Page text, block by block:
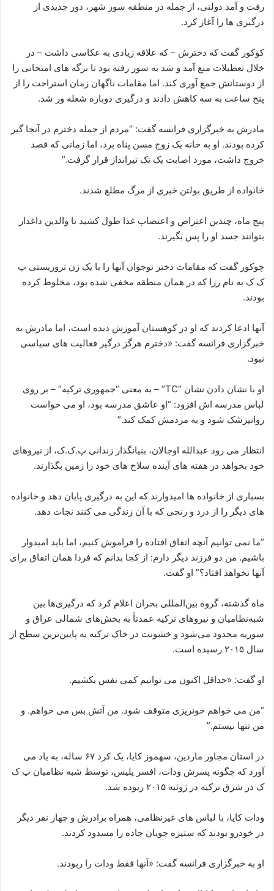
رفت و آمد دولتی، از جمله در منطقه سور شهر، دور جدیدی از
درگیری ها را آغاز کرد.
کوکور گفت که دخترش – که علاقه زیادی به عکاسی داشت – در
خلال تعطیلات منع آمد و شد به سور رفته بود تا برگه های امتحانی را
از دوستانش جمع آوری کند. اما مقامات ناگهان زمان استراحت را از
پنج ساعت به سه کاهش دادند و درگیری دوباره شعله ور شد.
مادرش به خبرگزاری فرانسه گفت: “مردم از جمله دخترم در آنجا گیر
کرده بودند. او به خانه یک زوج مسن پناه برد، اما زمانی که قصد
خروج داشت، مورد اصابت یک تک تیرانداز قرار گرفت.”
خانواده از طریق بولتن خبری از مرگ مطلع شدند.
پنج ماه، چندین اعتراض و اعتصاب غذا طول کشید تا والدین داغدار
بتوانند جسد او را پس بگیرند.
چوکور گفت که مقامات دختر نوجوان آنها را با یک زن تروریستی پ
ک ک به نام رزا که در همان منطقه مخفی شده بود، مخلوط کرده
بودند.
آنها ادعا کردند که او در کوهستان آموزش دیده است، اما مادرش به
خبرگزاری فرانسه گفت: «دخترم هرگز درگیر فعالیت های سیاسی
نبود.
او با نشان دادن نشان “TC” – به معنی “جمهوری ترکیه” – بر روی
لباس مدرسه اش افزود: “او عاشق مدرسه بود، او می خواست
روانپزشک شود و به مردمش کمک کند.”
انتظار می رود عبدالله اوجالان، بنیانگذار زندانی پ.ک.ک، از نیروهای
خود بخواهد در هفته های آینده سلاح های خود را زمین بگذارند.
بسیاری از خانواده ها امیدوارند که این به درگیری پایان دهد و خانواده
های دیگر را از درد و رنجی که با آن زندگی می کنند نجات دهد.
“ما نمی توانیم آنچه اتفاق افتاده را فراموش کنیم، اما باید امیدوار
باشیم. من دو فرزند دیگر دارم: از کجا بدانم که فردا همان اتفاق برای
آنها نخواهد افتاد؟” او گفت.
ماه گذشته، گروه بین‌المللی بحران اعلام کرد که درگیری‌ها بین
شبه‌نظامیان و نیروهای ترکیه عمدتاً به بخش‌های شمالی عراق و
سوریه محدود می‌شود و خشونت در خاک ترکیه به پایین‌ترین سطح از
سال ۲۰۱۵ رسیده است.
او گفت: «حداقل اکنون می توانیم کمی نفس بکشیم.
“من می خواهم خونریزی متوقف شود. من آتش بس می خواهم. و
من تنها نیستم.”
در استان مجاور ماردین، سهموز کایا، یک کرد ۶۷ ساله، به یاد می
آورد که چگونه پسرش ودات، افسر پلیس، توسط شبه نظامیان پ ک
ک در شرق ترکیه در ژوئیه ۲۰۱۵ ربوده شد.
ودات کایا، با لباس های غیرنظامی، همراه برادرش و چهار نفر دیگر
در خودرو بودند که ستیزه جویان جاده را مسدود کردند.
او به خبرگزاری فرانسه گفت: «آنها فقط ودات را ربودند.